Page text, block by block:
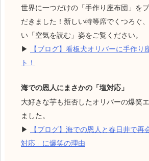
世界に一つだけの「手作り座布団」を
だきました！新しい特等席でくつろぐ
い「空気を読む」姿をご覧ください。
▶
【ブログ】看板犬オリバーに手作り
ト！
海での恩人にまさかの「塩対応」
大好きな芋も拒否したオリバーの爆笑
ました。
▶
【ブログ】海での恩人と春日井で再
対応」に爆笑の理由